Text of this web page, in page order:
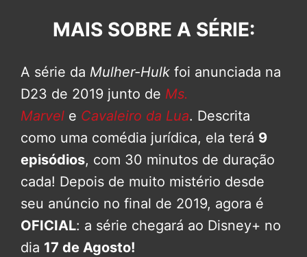
MAIS SOBRE A SÉRIE:
A série da Mulher-Hulk foi anunciada na
D23 de 2019 junto de Ms.
Marvel e Cavaleiro da Lua. Descrita
como uma comédia jurídica, ela terá 9
episódios, com 30 minutos de duração
cada! Depois de muito mistério desde
seu anúncio no final de 2019, agora é
OFICIAL: a série chegará ao Disney+ no
dia 17 de Agosto!